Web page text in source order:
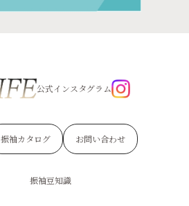
公式インスタグラム
振袖カタログ お問い合わせ
振袖豆知識